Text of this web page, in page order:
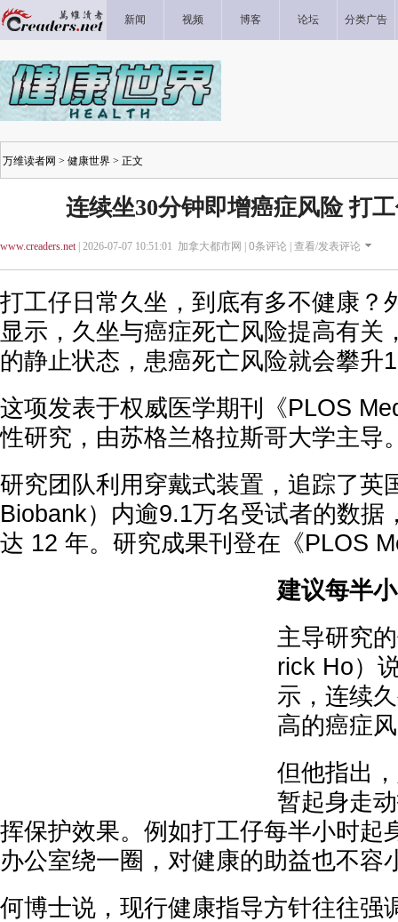
新闻 视频 博客 论坛 分类广告
万维读者网 > 健康世界 > 正文
连续坐30分钟即增癌症风险 打
www.creaders.net| 2026-07-07 10:51:01 加拿大都市网 | 0条评论 | 查看/发表评论
打工仔日常久坐，到底有多不健康？
显示，久坐与癌症死亡风险提高有关
的静止状态，患癌死亡风险就会攀升
这项发表于权威医学期刊《PLOS
性研究，由苏格兰格拉斯哥大学主导
研究团队利用穿戴式装置，追踪了英
Biobank）内逾9.1万名受试者的数据
达 12 年。研究成果刊登在《PLOS
建议每半
主导研究
rick Ho）
示，连续
高的癌症
但他指出
暂起身走
挥保护效果。例如打工仔每半小时起
办公室绕一圈，对健康的助益也不容
何博士说，现行健康指导方针往往强